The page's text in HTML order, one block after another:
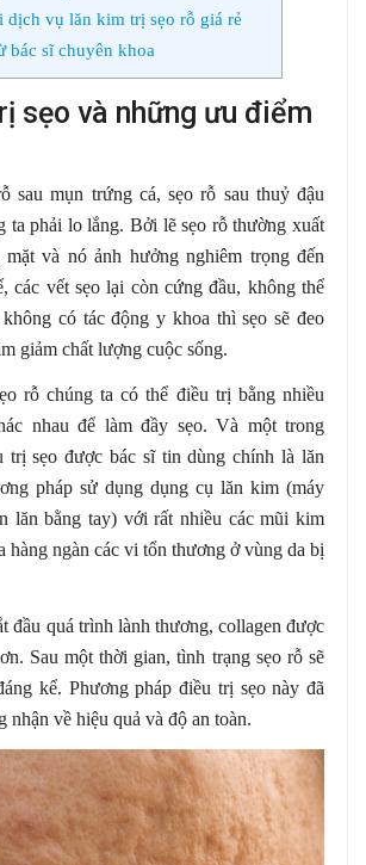
dịch vụ lăn kim trị sẹo rỗ giá rẻ
bác sĩ chuyên khoa
sẹo và những ưu điểm
sau mụn trứng cá, sẹo rỗ sau thuỷ đậu
ta phải lo lắng. Bởi lẽ sẹo rỗ thường xuất
và nó ảnh hưởng nghiêm trọng đến
các vết sẹo lại còn cứng đầu, không thể
có tác động y khoa thì sẹo sẽ đeo
giảm chất lượng cuộc sống.
rỗ chúng ta có thể điều trị bằng nhiều
nhau để làm đầy sẹo. Và một trong
trị sẹo được bác sĩ tin dùng chính là lăn
pháp sử dụng dụng cụ lăn kim (máy
lăn bằng tay) với rất nhiều các mũi kim
hàng ngàn các vi tổn thương ở vùng da bị
đầu quá trình lành thương, collagen được
Sau một thời gian, tình trạng sẹo rỗ sẽ
kể. Phương pháp điều trị sẹo này đã
về hiệu quả và độ an toàn.